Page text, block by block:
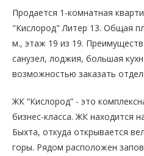
Продается 1-комнатная
"Кислород" Литер 13. Общая
м., этаж 19 из 19.
санузел, лоджия, большая
возможностью заказать
ЖК “Кислород” - это
бизнес-класса. ЖК находится
Быхта, откуда открывается
горы. Рядом расположен